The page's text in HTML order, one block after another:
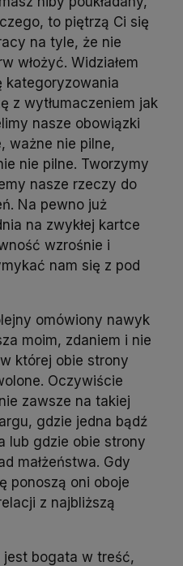
to piętrzą Ci się
na tyle, że nie
włożyć. Widziałem
kategoryzowania
z wytłumaczeniem jak
nasze obowiązki
ważne nie pilne,
nie pilne. Tworzymy
nasze rzeczy do
Na pewno już
na zwykłej kartce
wzrośnie i
nam się z pod
omówiony nawyk
moim, zdaniem i nie
której obie strony
Oczywiście
zawsze na takiej
gdzie jedna bądź
lub gdzie obie strony
małżeństwa. Gdy
ponoszą oni oboje
z najbliższą
jest bogata w treść,